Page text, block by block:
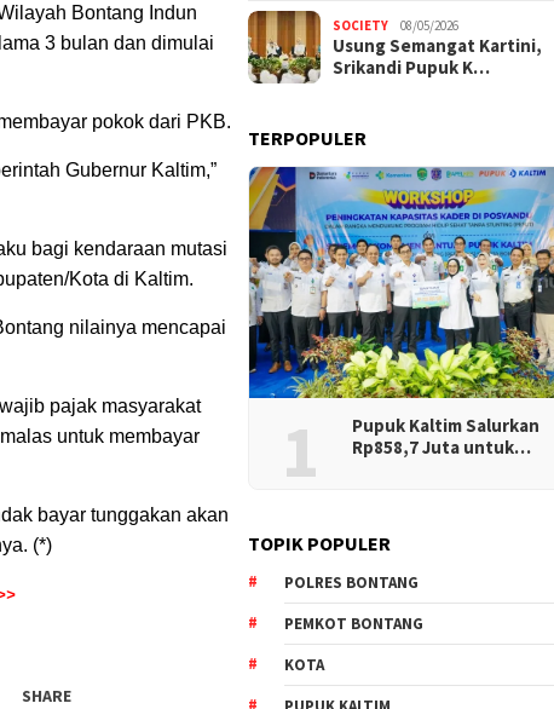
Bontang Indun
3 bulan dan dimulai
pokok dari PKB.
Gubernur Kaltim,”
bagi kendaraan mutasi
Kota di Kaltim.
nilainya mencapai
pajak masyarakat
untuk membayar
bayar tunggakan akan
(*)
SHARE
SOCIETY 08/05/2026
Usung Semangat Kartini,
Srikandi Pupuk K…
TERPOPULER
1
Pupuk Kaltim Salurkan
Rp858,7 Juta untuk…
TOPIK POPULER
POLRES BONTANG
PEMKOT BONTANG
KOTA